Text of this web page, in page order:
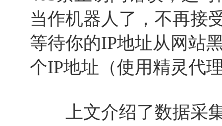
当作机器人了，不再接
等待你的IP地址从网站
个IP地址（使用精灵代
上文介绍了数据采集